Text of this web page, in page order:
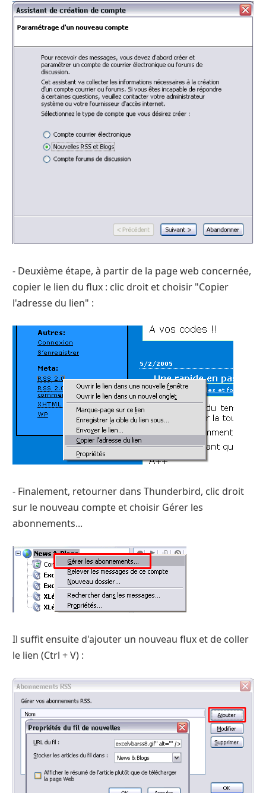
- Deuxième étape, à partir de la page web concernée,
copier le lien du flux : clic droit et choisir "Copier
l'adresse du lien" :
- Finalement, retourner dans Thunderbird, clic droit
sur le nouveau compte et choisir Gérer les
abonnements...
Il suffit ensuite d'ajouter un nouveau flux et de coller
le lien (Ctrl + V) :